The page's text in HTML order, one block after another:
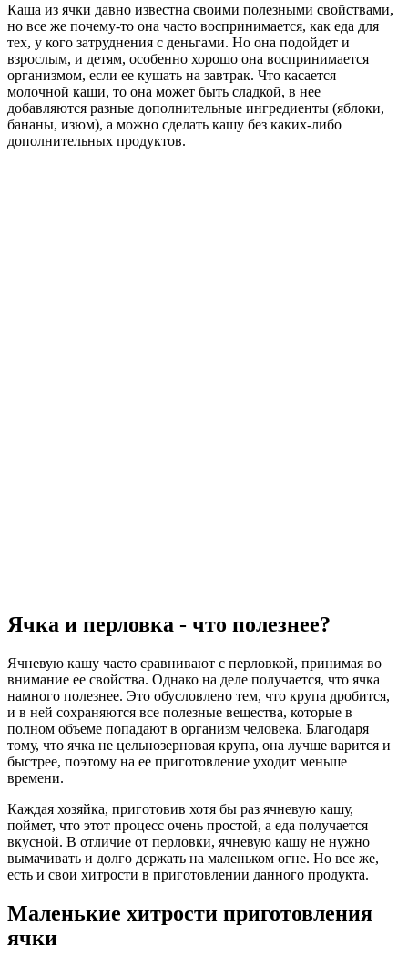
Каша из ячки давно известна своими полезными свойствами,
но все же почему-то она часто воспринимается, как еда для
тех, у кого затруднения с деньгами. Но она подойдет и
взрослым, и детям, особенно хорошо она воспринимается
организмом, если ее кушать на завтрак. Что касается
молочной каши, то она может быть сладкой, в нее
добавляются разные дополнительные ингредиенты (яблоки,
бананы, изюм), а можно сделать кашу без каких-либо
дополнительных продуктов.
Ячка и перловка - что полезнее?
Ячневую кашу часто сравнивают с перловкой, принимая во
внимание ее свойства. Однако на деле получается, что ячка
намного полезнее. Это обусловлено тем, что крупа дробится,
и в ней сохраняются все полезные вещества, которые в
полном объеме попадают в организм человека. Благодаря
тому, что ячка не цельнозерновая крупа, она лучше варится и
быстрее, поэтому на ее приготовление уходит меньше
времени.
Каждая хозяйка, приготовив хотя бы раз ячневую кашу,
поймет, что этот процесс очень простой, а еда получается
вкусной. В отличие от перловки, ячневую кашу не нужно
вымачивать и долго держать на маленьком огне. Но все же,
есть и свои хитрости в приготовлении данного продукта.
Маленькие хитрости приготовления
ячки